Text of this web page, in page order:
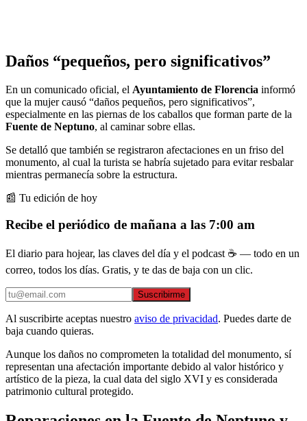
Daños “pequeños, pero significativos”
En un comunicado oficial, el Ayuntamiento de Florencia informó
que la mujer causó “daños pequeños, pero significativos”,
especialmente en las piernas de los caballos que forman parte de la
Fuente de Neptuno, al caminar sobre ellas.
Se detalló que también se registraron afectaciones en un friso del
monumento, al cual la turista se habría sujetado para evitar resbalar
mientras permanecía sobre la estructura.
📰 Tu edición de hoy
Recibe el periódico de mañana a las 7:00 am
El diario para hojear, las claves del día y el podcast ☕ — todo en un
correo, todos los días. Gratis, y te das de baja con un clic.
Suscribirme
Al suscribirte aceptas nuestro aviso de privacidad. Puedes darte de
baja cuando quieras.
Aunque los daños no comprometen la totalidad del monumento, sí
representan una afectación importante debido al valor histórico y
artístico de la pieza, la cual data del siglo XVI y es considerada
patrimonio cultural protegido.